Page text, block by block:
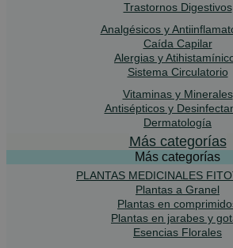
Trastornos Digestivos
Analgésicos y
Caída Capilar
Alergias y
Sistema Circulatorio
Vitaminas y Minerales
Antisépticos y
Dermatología
Más categorías
Más categorías
PLANTAS MEDICINALES
Plantas a Granel
Plantas en
Plantas en jarabes y
Esencias Florales